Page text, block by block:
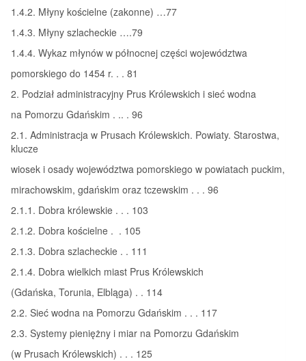
1.4.2. Młyny kościelne (zakonne) …77
1.4.3. Młyny szlacheckie ….79
1.4.4. Wykaz młynów w północnej części województwa
pomorskiego do 1454 r. . . 81
2. Podział administracyjny Prus Królewskich i sieć wodna
na Pomorzu Gdańskim . .. . 96
2.1. Administracja w Prusach Królewskich. Powiaty. Starostwa,
klucze
wiosek i osady województwa pomorskiego w powiatach puckim,
mirachowskim, gdańskim oraz tczewskim . . . 96
2.1.1. Dobra królewskie . . . 103
2.1.2. Dobra kościelne . . 105
2.1.3. Dobra szlacheckie . . 111
2.1.4. Dobra wielkich miast Prus Królewskich
(Gdańska, Torunia, Elbląga) . . 114
2.2. Sieć wodna na Pomorzu Gdańskim . . . 117
2.3. Systemy pieniężny i miar na Pomorzu Gdańskim
(w Prusach Królewskich) . . . 125